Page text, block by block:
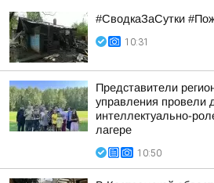
#СводкаЗаСутки
10:31
Представители
управления провели
интеллектуально-
лагере
10:50